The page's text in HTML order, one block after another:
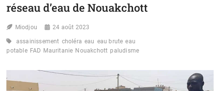
MET
PÉRIL
SANTÉ
DE
DE
000
réseau d’eau de Nouakchott
Miodjou 24 août 2023
assainissement choléra eau eau brute eau
potable FAD Mauritanie Nouakchott paludisme